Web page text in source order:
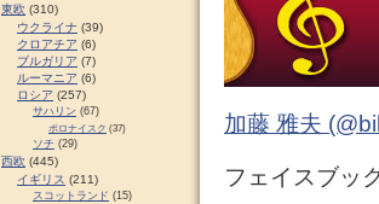
加藤 雅夫
フェイスブッ
東欧 (310)
ウクライナ (39)
クロアチア (6)
ブルガリア (7)
ルーマニア (6)
ロシア (257)
サハリン (67)
ポロナイスク (37)
ソチ (29)
西欧 (445)
イギリス (211)
スコットランド (15)